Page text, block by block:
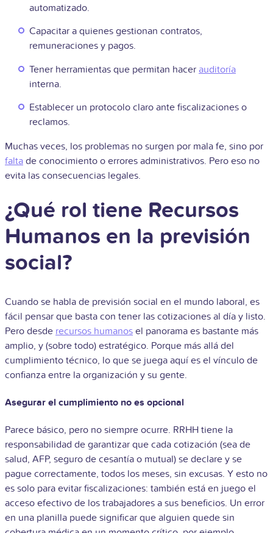
automatizado.
Capacitar a quienes gestionan contratos,
remuneraciones y pagos.
Tener herramientas que permitan hacer auditoría
interna.
Establecer un protocolo claro ante fiscalizaciones o
reclamos.
Muchas veces, los problemas no surgen por mala fe, sino por
falta de conocimiento o errores administrativos. Pero eso no
evita las consecuencias legales.
¿Qué rol tiene Recursos
Humanos en la previsión
social?
Cuando se habla de previsión social en el mundo laboral, es
fácil pensar que basta con tener las cotizaciones al día y listo.
Pero desde recursos humanos el panorama es bastante más
amplio, y (sobre todo) estratégico. Porque más allá del
cumplimiento técnico, lo que se juega aquí es el vínculo de
confianza entre la organización y su gente.
Asegurar el cumplimiento no es opcional
Parece básico, pero no siempre ocurre. RRHH tiene la
responsabilidad de garantizar que cada cotización (sea de
salud, AFP, seguro de cesantía o mutual) se declare y se
pague correctamente, todos los meses, sin excusas. Y esto no
es solo para evitar fiscalizaciones: también está en juego el
acceso efectivo de los trabajadores a sus beneficios. Un error
en una planilla puede significar que alguien quede sin